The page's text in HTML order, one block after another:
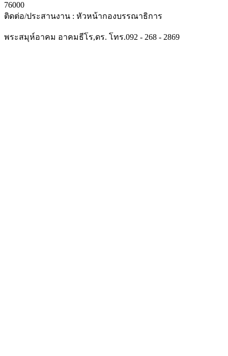
76000
ติดต่อ/ประสานงาน : หัวหน้ากองบรรณาธิการ
พระสมุห์อาคม อาคมธีโร,ดร. โทร.092 - 268 - 2869